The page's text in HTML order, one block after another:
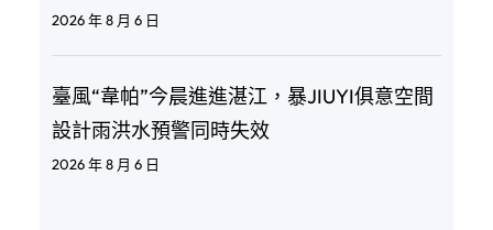
2026 年 8 月 6 日
臺風“韋帕”今晨進進湛江，暴JIUYI俱意空間
設計雨洪水預警同時失效
2026 年 8 月 6 日